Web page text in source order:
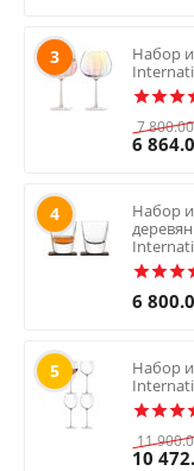
3
Набор
7 800.00
6
4
Набор
6
5
Набор
11
10